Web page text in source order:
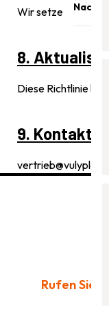
Wir setzen
8.
Diese Richtlinie
9. Kontakt
vertrieb@vulyplay.
Rufen Sie